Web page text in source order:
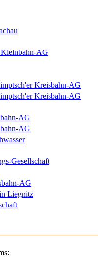
Kleinbahn-AG
Kreisbahn-AG
Kreisbahn-AG
AG
AG
Gesellschaft
AG
Liegnitz